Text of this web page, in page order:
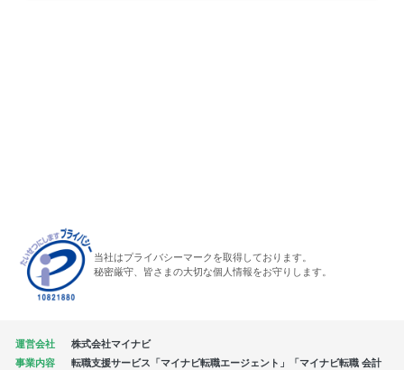
当社はプライバシーマークを取得しております。
秘密厳守、皆さまの大切な個人情報をお守りします。
運営会社
株式会社マイナビ
事業内容
転職支援サービス「マイナビ転職エージェント」「マイナビ転職 会計